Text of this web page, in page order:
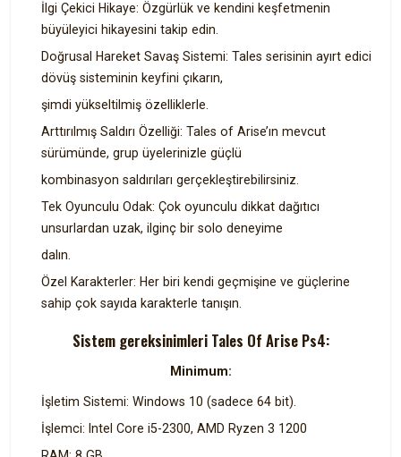
İlgi Çekici Hikaye: Özgürlük ve kendini keşfetmenin
büyüleyici hikayesini takip edin.
Doğrusal Hareket Savaş Sistemi: Tales serisinin ayırt edici
dövüş sisteminin keyfini çıkarın,
şimdi yükseltilmiş özelliklerle.
Arttırılmış Saldırı Özelliği: Tales of Arise’ın mevcut
sürümünde, grup üyelerinizle güçlü
kombinasyon saldırıları gerçekleştirebilirsiniz.
Tek Oyunculu Odak: Çok oyunculu dikkat dağıtıcı
unsurlardan uzak, ilginç bir solo deneyime
dalın.
Özel Karakterler: Her biri kendi geçmişine ve güçlerine
sahip çok sayıda karakterle tanışın.
Sistem gereksinimleri Tales Of Arise Ps4:
Minimum:
İşletim Sistemi: Windows 10 (sadece 64 bit).
İşlemci: Intel Core i5-2300, AMD Ryzen 3 1200